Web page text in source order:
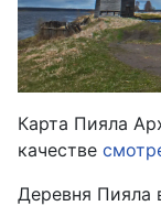
Карта Пияла
качестве
Деревня Пияла